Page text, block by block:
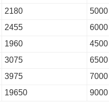
2180
2455
1960
3075
3975
19650